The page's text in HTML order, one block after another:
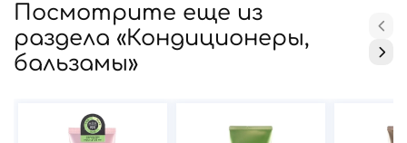
Посмотрите еще из
раздела «Кондиционеры,
бальзамы»